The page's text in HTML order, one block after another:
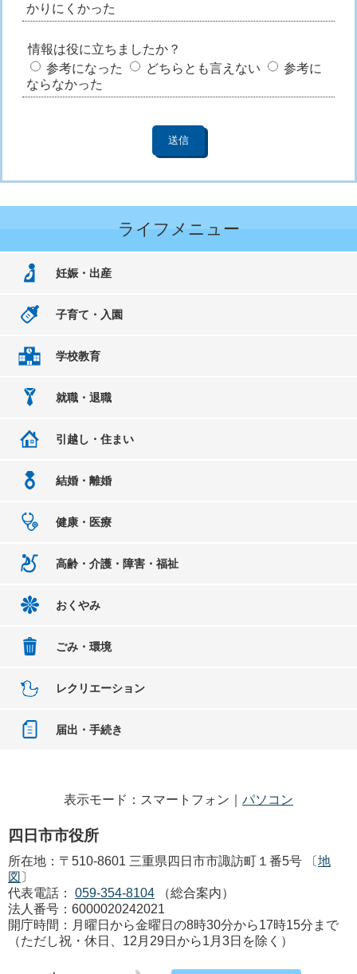
かりにくかった
情報は役に立ちましたか？
参考になった
どちらとも言えない
参考に
ならなかった
ライフメニュー
妊娠・出産
子育て・入園
学校教育
就職・退職
引越し・住まい
結婚・離婚
健康・医療
高齢・介護・障害・福祉
おくやみ
ごみ・環境
レクリエーション
届出・手続き
表示モード：スマートフォン｜ パソコン
四日市市役所
所在地：〒510-8601 三重県四日市市諏訪町１番5号 〔地
図 〕
代表電話：
059-354-8104
（総合案内）
法人番号：6000020242021
開庁時間：月曜日から金曜日の8時30分から17時15分まで
（ただし祝・休日、12月29日から1月3日を除く）